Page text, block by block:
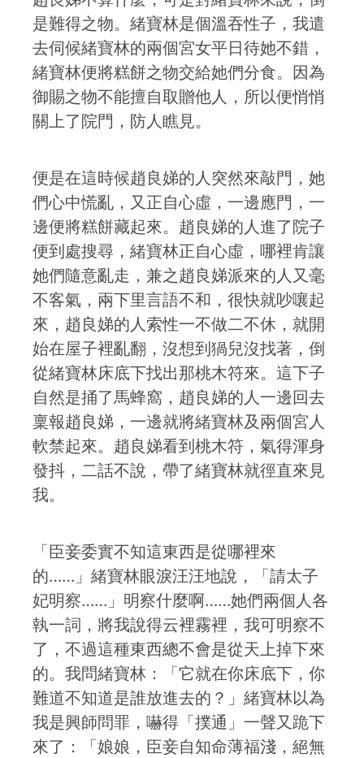
是難得之物。緒寶林是個溫吞性子，我遣
去伺候緒寶林的兩個宮女平日待她不錯，
緒寶林便將糕餅之物交給她們分食。因為
御賜之物不能擅自取贈他人，所以便悄悄
關上了院門，防人瞧見。
便是在這時候趙良娣的人突然來敲門，她
們心中慌亂，又正自心虛，一邊應門，一
邊便將糕餅藏起來。趙良娣的人進了院子
便到處搜尋，緒寶林正自心虛，哪裡肯讓
她們隨意亂走，兼之趙良娣派來的人又毫
不客氣，兩下里言語不和，很快就吵嚷起
來，趙良娣的人索性一不做二不休，就開
始在屋子裡亂翻，沒想到猧兒沒找著，倒
從緒寶林床底下找出那桃木符來。這下子
自然是捅了馬蜂窩，趙良娣的人一邊回去
稟報趙良娣，一邊就將緒寶林及兩個宮人
軟禁起來。趙良娣看到桃木符，氣得渾身
發抖，二話不說，帶了緒寶林就徑直來見
我。
「臣妾委實不知這東西是從哪裡來
的……」緒寶林眼淚汪汪地說，「請太子
妃明察……」明察什麼啊……她們兩個人各
執一詞，將我說得云裡霧裡，我可明察不
了，不過這種東西總不會是從天上掉下來
的。我問緒寶林：「它就在你床底下，你
難道不知道是誰放進去的？」緒寶林以為
我是興師問罪，嚇得「撲通」一聲又跪下
來了：「娘娘，臣妾自知命薄福淺，絕無